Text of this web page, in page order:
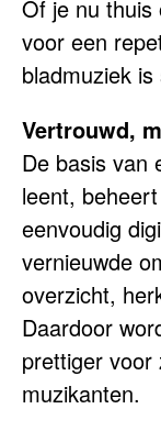
Of je nu thuis
voor een
bladmuziek
Vertrouwd,
De basis van
leent,
eenvoudig
vernieuwde
overzicht,
Daardoor
prettiger voor
muzikanten.